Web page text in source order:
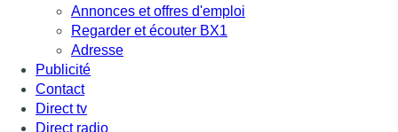
Annonces et offres d'emploi
Regarder et écouter BX1
Adresse
Publicité
Contact
Direct tv
Direct radio